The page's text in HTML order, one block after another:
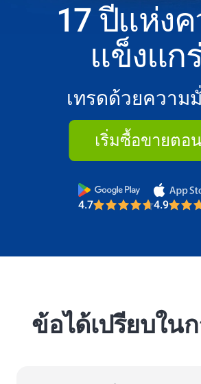
17 ปีแห่ง
แข็งแก
เทรดด้วยความ
เริ่มซื้อขายตอ
Most Trusted Broker
ข้อได้เปรียบใน